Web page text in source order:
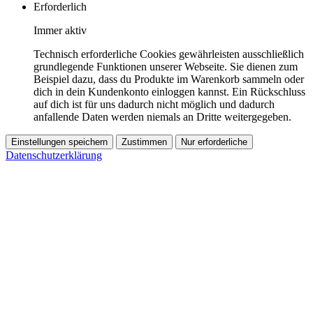
Erforderlich
Immer aktiv
Technisch erforderliche Cookies gewährleisten ausschließlich
grundlegende Funktionen unserer Webseite. Sie dienen zum
Beispiel dazu, dass du Produkte im Warenkorb sammeln oder
dich in dein Kundenkonto einloggen kannst. Ein Rückschluss
auf dich ist für uns dadurch nicht möglich und dadurch
anfallende Daten werden niemals an Dritte weitergegeben.
Einstellungen speichern Zustimmen Nur erforderliche
Datenschutzerklärung